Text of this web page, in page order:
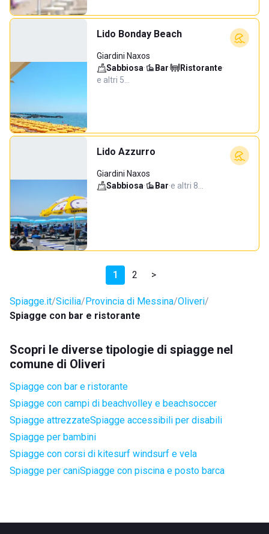
Lido Bonday Beach
Giardini Naxos
Sabbiosa· Bar· Ristorante·
e altri 5…
Lido Azzurro
Giardini Naxos
Sabbiosa· Bar·e altri 8…
1 2 >
Spiagge.it Sicilia Provincia di Messina Oliveri
Spiagge con bar e ristorante
Scopri le diverse tipologie di spiagge nel
comune di Oliveri
Spiagge con bar e ristorante
Spiagge con campi di beachvolley e beachsoccer
Spiagge attrezzateSpiagge accessibili per disabili
Spiagge per bambini
Spiagge con corsi di kitesurf windsurf e vela
Spiagge per caniSpiagge con piscina e posto barca